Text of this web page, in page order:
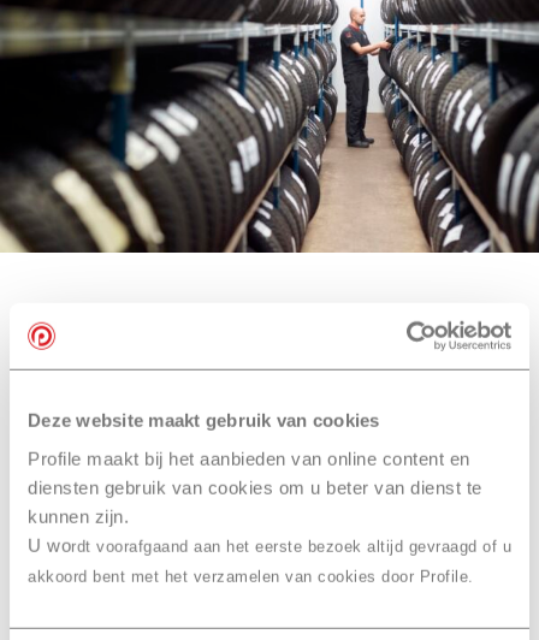
Deze website maakt gebruik van cookies
Profile maakt bij het aanbieden van online content en
diensten gebruik van cookies om u beter van dienst te
kunnen zijn.
U wordt voorafgaand aan het eerste bezoek altijd gevraagd of u
akkoord bent met het verzamelen van cookies door Profile.
Onze bandenmerken
bandenreparatie
combinerenmet een
onderhoudsbeurt bij Profile
Roden
een onderhoudsbeurt ofAPK. Zo bespaar je tijd en ben